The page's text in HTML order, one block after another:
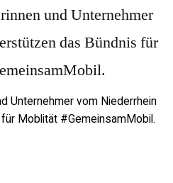
Unternehmer vom Niederrhein
Moblität #GemeinsamMobil.